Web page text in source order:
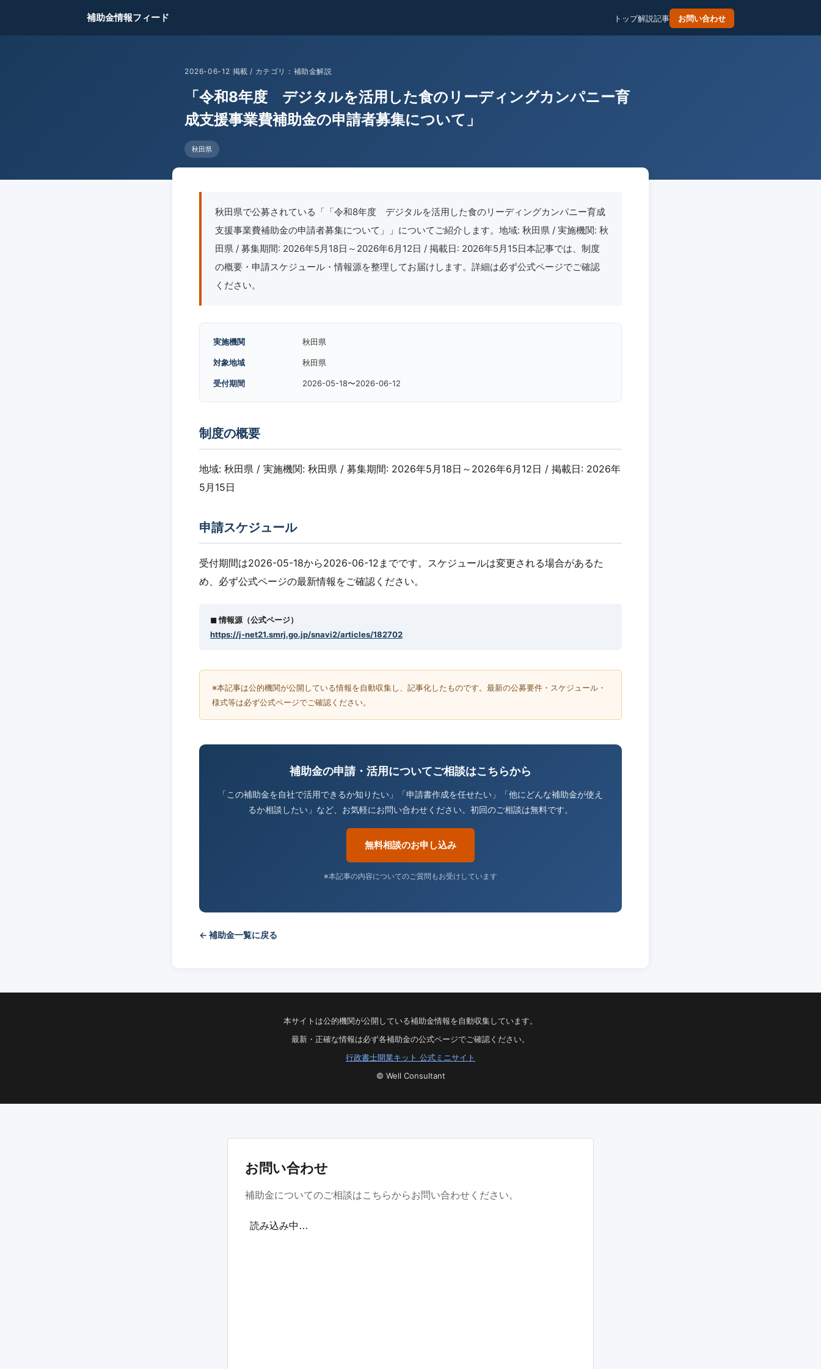
補助金情報フィード トップ解説記事 お問い合わせ
2026-06-12 掲載 / カテゴリ：補助金解説
「令和8年度 デジタルを活用した食のリーディングカンパニー育
成支援事業費補助金の申請者募集について」
秋田県
秋田県で公募されている「「令和8年度 デジタルを活用した食のリーディングカンパニー育成
支援事業費補助金の申請者募集について」」についてご紹介します。地域: 秋田県 / 実施機関: 秋
田県 / 募集期間: 2026年5月18日～2026年6月12日 / 掲載日: 2026年5月15日本記事では、制度
の概要・申請スケジュール・情報源を整理してお届けします。詳細は必ず公式ページでご確認
ください。
実施機関 秋田県
対象地域 秋田県
受付期間 2026-05-18〜2026-06-12
制度の概要
地域: 秋田県 / 実施機関: 秋田県 / 募集期間: 2026年5月18日～2026年6月12日 / 掲載日: 2026年
5月15日
申請スケジュール
受付期間は2026-05-18から2026-06-12までです。スケジュールは変更される場合があるた
め、必ず公式ページの最新情報をご確認ください。
◼︎ 情報源（公式ページ）
https://j-net21.smrj.go.jp/snavi2/articles/182702
※本記事は公的機関が公開している情報を自動収集し、記事化したものです。最新の公募要件・スケジュール・
様式等は必ず公式ページでご確認ください。
補助金の申請・活用についてご相談はこちらから
「この補助金を自社で活用できるか知りたい」「申請書作成を任せたい」「他にどんな補助金が使え
るか相談したい」など、お気軽にお問い合わせください。初回のご相談は無料です。
無料相談のお申し込み
※本記事の内容についてのご質問もお受けしています
← 補助金一覧に戻る
本サイトは公的機関が公開している補助金情報を自動収集しています。
最新・正確な情報は必ず各補助金の公式ページでご確認ください。
行政書士開業キット 公式ミニサイト
© Well Consultant
お問い合わせ
補助金についてのご相談はこちらからお問い合わせください。